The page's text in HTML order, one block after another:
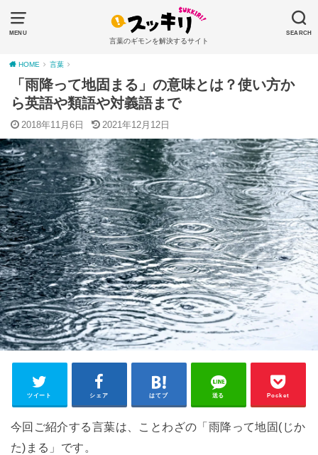
MENU SEARCH
言葉のギモンを解決するサイト
HOME 言葉
「雨降って地固まる」の意味とは？使い方か
ら英語や類語や対義語まで
2018年11月6日 2021年12月12日
ツイート シェア はてブ 送る Pocket
今回ご紹介する言葉は、ことわざの「雨降って地固(じか
た)まる」です。